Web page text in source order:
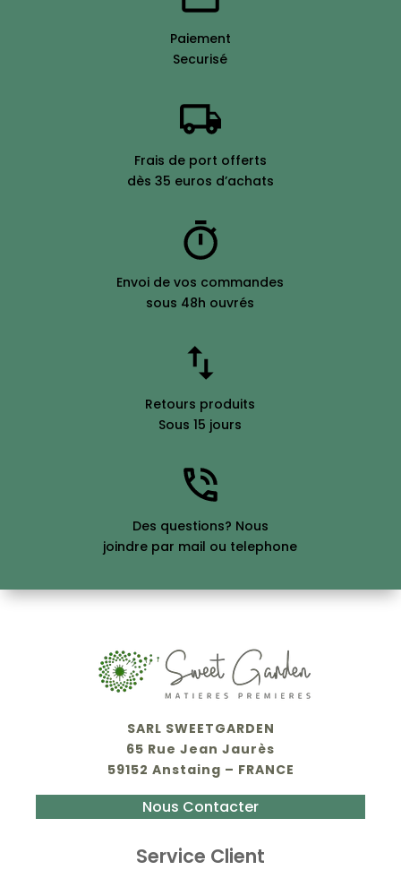
Paiement
Securisé
Frais de port offerts
dès 35 euros d’achats
Envoi de vos commandes
sous 48h ouvrés
Retours produits
Sous 15 jours
Des questions? Nous
joindre par mail ou telephone
SARL SWEETGARDEN
65 Rue Jean Jaurès
59152 Anstaing – FRANCE
Nous Contacter
Service Client